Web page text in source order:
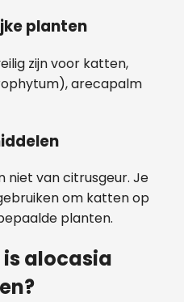
planten
zijn voor katten,
arecapalm
niet van citrusgeur. Je
om katten op
planten.
alocasia